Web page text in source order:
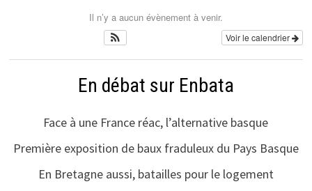
Il n’y a aucun évènement à venir.
Voir le calendrier
En débat sur Enbata
Face à une France réac, l’alternative basque
Première exposition de baux fraduleux du Pays Basque
En Bretagne aussi, batailles pour le logement